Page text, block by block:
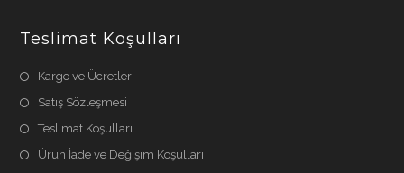
Teslimat Koşulları
Kargo ve Ücretleri
Satış Sözleşmesi
Teslimat Koşulları
Ürün İade ve Değişim Koşulları